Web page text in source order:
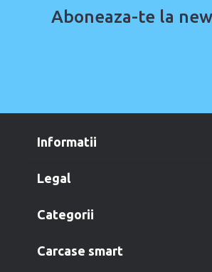
Aboneaza-te la
informatii
legal
categorii
carcase smart